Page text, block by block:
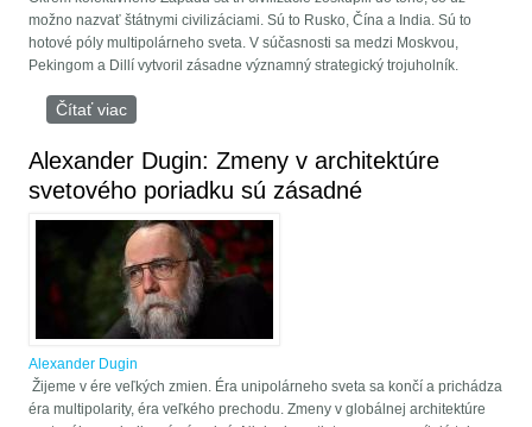
možno nazvať štátnymi civilizáciami. Sú to Rusko, Čína a India. Sú to
hotové póly multipolárneho sveta. V súčasnosti sa medzi Moskvou,
Pekingom a Dillí vytvoril zásadne významný strategický trojuholník.
Čítať viac
Alexander Dugin: Zmeny v architektúre
svetového poriadku sú zásadné
Alexander Dugin
Žijeme v ére veľkých zmien. Éra unipolárneho sveta sa končí a prichádza
éra multipolarity, éra veľkého prechodu. Zmeny v globálnej architektúre